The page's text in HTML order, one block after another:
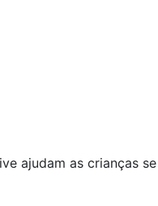
ajudam as crianças